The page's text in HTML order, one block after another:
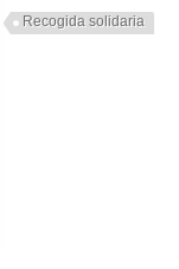
Recogida solidaria